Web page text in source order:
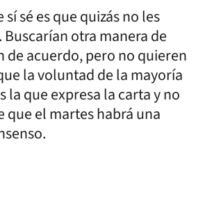
sé es que quizás no les
otra manera de
de acuerdo, pero no quieren
la voluntad de la mayoría
la que expresa la carta y no
que el martes habrá una